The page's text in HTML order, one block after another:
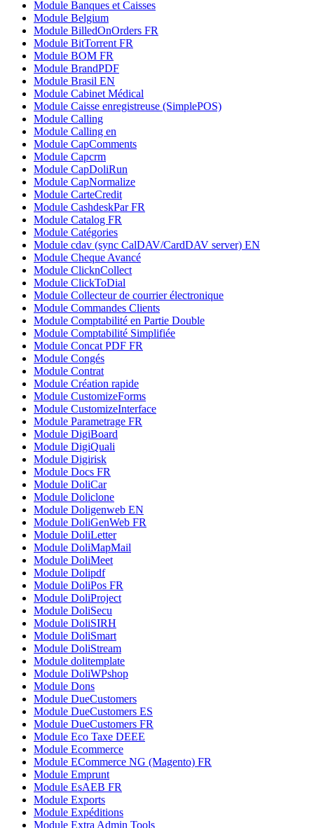
Module Banques et Caisses
Module Belgium
Module BilledOnOrders FR
Module BitTorrent FR
Module BOM FR
Module BrandPDF
Module Brasil EN
Module Cabinet Médical
Module Caisse enregistreuse (SimplePOS)
Module Calling
Module Calling en
Module CapComments
Module Capcrm
Module CapDoliRun
Module CapNormalize
Module CarteCredit
Module CashdeskPar FR
Module Catalog FR
Module Catégories
Module cdav (sync CalDAV/CardDAV server) EN
Module Cheque Avancé
Module ClicknCollect
Module ClickToDial
Module Collecteur de courrier électronique
Module Commandes Clients
Module Comptabilité en Partie Double
Module Comptabilité Simplifiée
Module Concat PDF FR
Module Congés
Module Contrat
Module Création rapide
Module CustomizeForms
Module CustomizeInterface
Module Parametrage FR
Module DigiBoard
Module DigiQuali
Module Digirisk
Module Docs FR
Module DoliCar
Module Doliclone
Module Doligenweb EN
Module DoliGenWeb FR
Module DoliLetter
Module DoliMapMail
Module DoliMeet
Module Dolipdf
Module DoliPos FR
Module DoliProject
Module DoliSecu
Module DoliSIRH
Module DoliSmart
Module DoliStream
Module dolitemplate
Module DoliWPshop
Module Dons
Module DueCustomers
Module DueCustomers ES
Module DueCustomers FR
Module Eco Taxe DEEE
Module Ecommerce
Module ECommerce NG (Magento) FR
Module Emprunt
Module EsAEB FR
Module Exports
Module Expéditions
Module Extra Admin Tools